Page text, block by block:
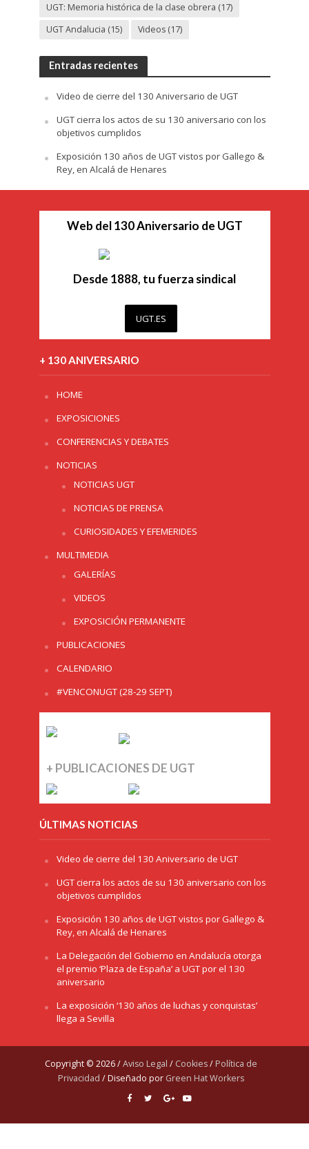
UGT: Memoria histórica de la clase obrera (17)
UGT Andalucia (15) Videos(17)
Entradas recientes
Video de cierre del 130 Aniversario de UGT
UGT cierra los actos de su 130 aniversario con los
objetivos cumplidos
Exposición 130 años de UGT vistos por Gallego &
Rey, en Alcalá de Henares
Web del 130 Aniversario de UGT
Desde 1888, tu fuerza sindical
UGT.ES
+ 130 ANIVERSARIO
HOME
EXPOSICIONES
CONFERENCIAS Y DEBATES
NOTICIAS
NOTICIAS UGT
NOTICIAS DE PRENSA
CURIOSIDADES Y EFEMERIDES
MULTIMEDIA
GALERÍAS
VIDEOS
EXPOSICIÓN PERMANENTE
PUBLICACIONES
CALENDARIO
#VENCONUGT (28-29 SEPT)
+ PUBLICACIONES DE UGT
ÚLTIMAS NOTICIAS
Video de cierre del 130 Aniversario de UGT
UGT cierra los actos de su 130 aniversario con los
objetivos cumplidos
Exposición 130 años de UGT vistos por Gallego &
Rey, en Alcalá de Henares
La Delegación del Gobierno en Andalucía otorga
el premio ‘Plaza de España’ a UGT por el 130
aniversario
La exposición ‘130 años de luchas y conquistas’
llega a Sevilla
Copyright © 2026 /Aviso Legal / Cookies/ Política de
Privacidad / Diseñado por Green Hat Workers